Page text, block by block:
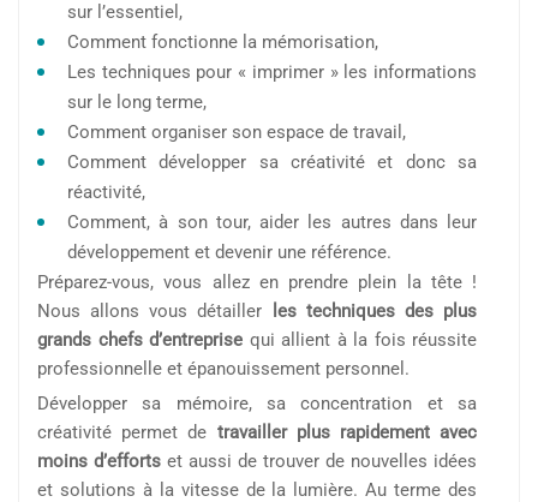
sur l’essentiel,
Comment fonctionne la mémorisation,
Les techniques pour « imprimer » les informations
sur le long terme,
Comment organiser son espace de travail,
Comment développer sa créativité et donc sa
réactivité,
Comment, à son tour, aider les autres dans leur
développement et devenir une référence.
Préparez-vous, vous allez en prendre plein la tête !
Nous allons vous détailler
les techniques des plus
grands chefs d’entreprise qui allient à la fois réussite
professionnelle et épanouissement personnel.
Développer sa mémoire, sa concentration et sa
créativité permet de travailler plus rapidement avec
moins d’efforts et aussi de trouver de nouvelles idées
et solutions à la vitesse de la lumière. Au terme des